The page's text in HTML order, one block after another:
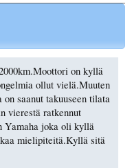
on kyllä
ollut vielä.Muuten
saanut takuuseen tilata
vierestä ratkennut
Yamaha joka oli kyllä
mielipiteitä.Kyllä sitä